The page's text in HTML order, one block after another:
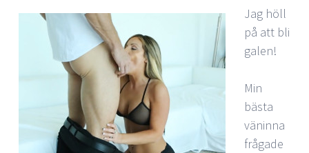
Jag höll
på att bli
galen!
Min
bästa
väninna
frågade